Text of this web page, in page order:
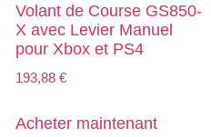
Volant de Course GS850-
X avec Levier Manuel
pour Xbox et PS4
193,88 €
Acheter maintenant